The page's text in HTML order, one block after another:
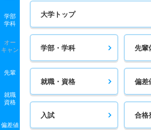
学部
学科
オー
キャン
先輩
就職
資格
偏差値
大学トップ
学部・学科 先輩
就職・資格 偏差
入試 合格